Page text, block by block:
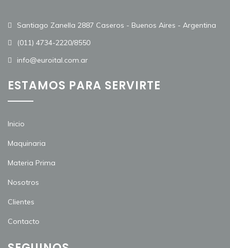
Santiago Zanella 2887 Caseros - Buenos Aires - Argentina
(011) 4734-2220/8550
info@euroital.com.ar
ESTAMOS PARA SERVIRTE
Inicio
Maquinaria
Materia Prima
Nosotros
Clientes
Contacto